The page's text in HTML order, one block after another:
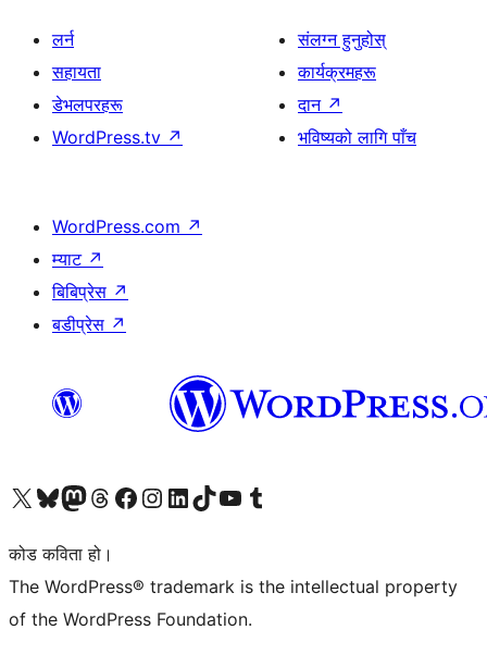
लर्न
सहायता
डेभलपरहरू
WordPress.tv ↗
संलग्न हुनुहोस्
कार्यक्रमहरू
दान ↗
भविष्यको लागि पाँच
WordPress.com ↗
म्याट ↗
बिबिप्रेस ↗
बडीप्रेस ↗
हाम्रो X (पहिले ट्विटर) खातामा जानुहोस्
हाम्रो Bluesky खाता भ्रमण गर्नुहोस्
हाम्रो म्यास्टोडन खाता भ्रमण गर्नुहोस्
हाम्रो थ्रेड्स खातामा जानुहोस्
हाम्रो फेसबुक पेजमा जानुहोस्
हाम्रो इन्स्टाग्राम खातामा जानुहोस्
हाम्रो लिङ्क्डइन खातामा जानुहोस्
हाम्रो TikTok खाता भ्रमण गर्नुहोस्
हाम्रो युट्युब च्यानलमा जानुहोस्
हाम्रो टम्बलर खाता भ्रमण गर्नुहोस्
कोड कविता हो।
The WordPress® trademark is the intellectual property
of the WordPress Foundation.